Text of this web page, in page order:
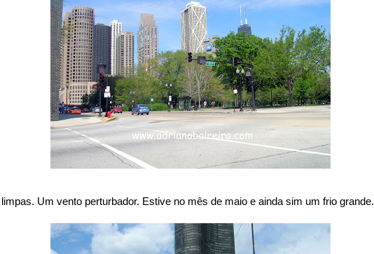
Um vento perturbador. Estive no mês de maio e ainda sim um frio grande.